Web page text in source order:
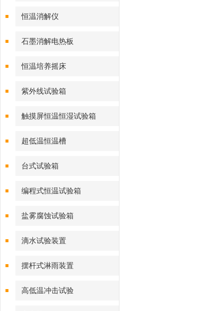
恒温消解仪
石墨消解电热板
恒温培养摇床
紫外线试验箱
触摸屏恒温恒湿试验箱
超低温恒温槽
台式试验箱
编程式恒温试验箱
盐雾腐蚀试验箱
滴水试验装置
摆杆式淋雨装置
高低温冲击试验